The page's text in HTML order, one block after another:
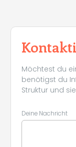
Möchtest du
benötigst du
Struktur und
Deine Nachricht